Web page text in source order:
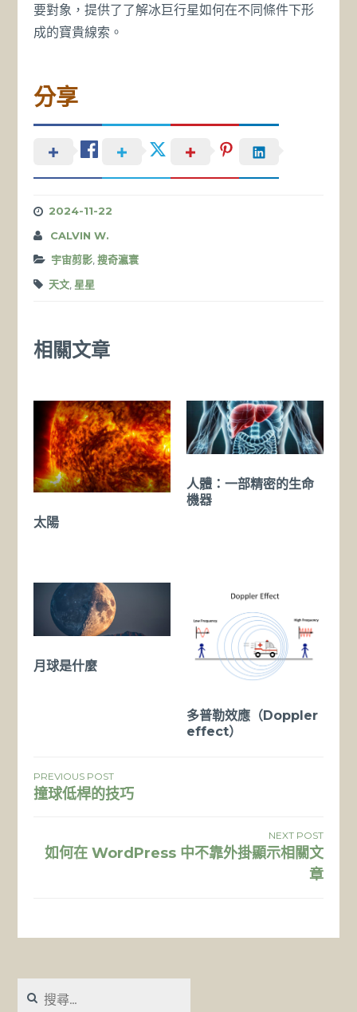
要對象，提供了了解冰巨行星如何在不同條件下形
成的寶貴線索。
分享
2024-11-22
CALVIN W.
宇宙剪影,搜奇瀛寰
天文 ,星星
相關文章
太陽
人體：一部精密的生命
機器
月球是什麼
多普勒效應（Doppler
effect）
文
導
覽
PREVIOUS POST
撞球低桿的技巧
NEXT POST
如何在 WordPress 中不靠外掛顯示相關文
章
尋